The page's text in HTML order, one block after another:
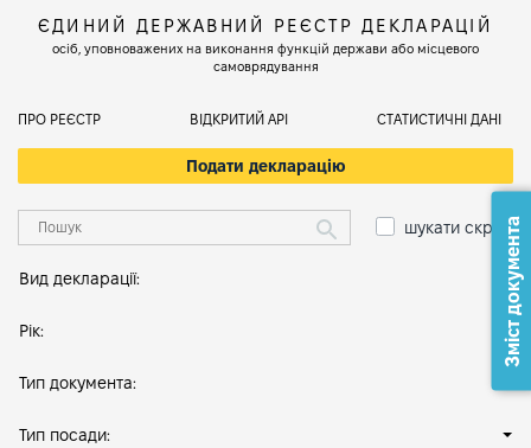
ЄДИНИЙ ДЕРЖАВНИЙ РЕЄСТР ДЕКЛАРАЦІЙ
осіб, уповноважених на виконання функцій держави або місцевого
самоврядування
ПРО РЕЄСТР ВІДКРИТИЙ АРІ СТАТИСТИЧНІ ДАНІ
Подати декларацію
шукати скрізь
Вид декларації:
Рік:
Тип документа:
Тип посади:
Зміст документа